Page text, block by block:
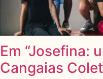
Em “Josefina:
Cangaias